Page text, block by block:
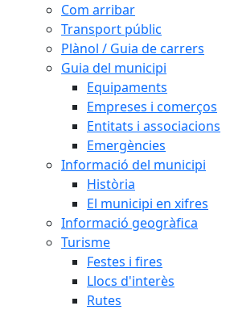
Com arribar
Transport públic
Plànol / Guia de carrers
Guia del municipi
Equipaments
Empreses i comerços
Entitats i associacions
Emergències
Informació del municipi
Història
El municipi en xifres
Informació geogràfica
Turisme
Festes i fires
Llocs d'interès
Rutes